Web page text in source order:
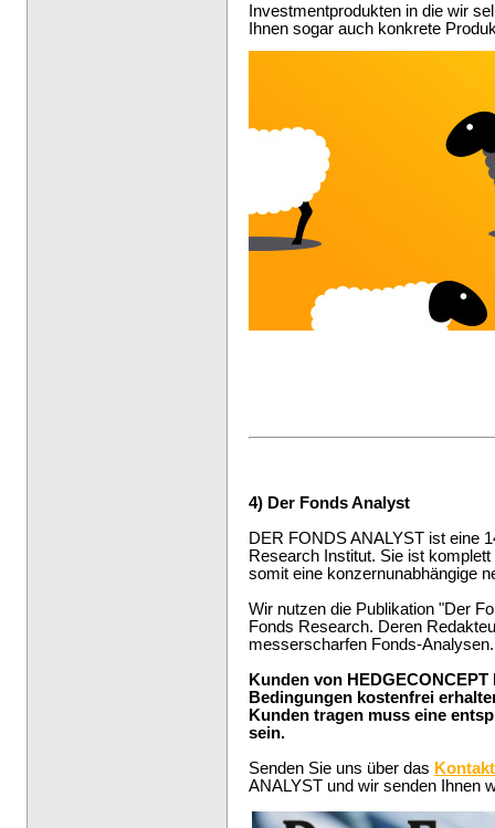
Investmentprodukten in die wir
Ihnen sogar auch konkrete
4) Der Fonds Analyst
DER FONDS ANALYST ist eine
Research Institut. Sie ist
somit eine konzernunabhängige
Wir nutzen die Publikation "Der
Fonds Research. Deren
messerscharfen Fonds-Analysen.
Kunden von
Bedingungen kostenfrei
Kunden tragen muss eine
sein.
Senden Sie uns über das
ANALYST und wir senden Ihnen